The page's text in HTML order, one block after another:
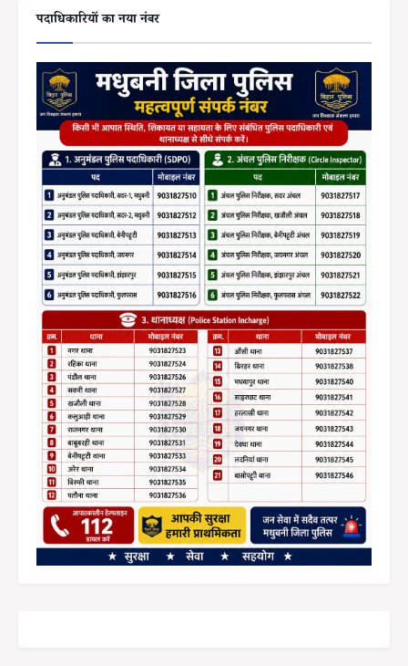
पदाधिकारियों का नया नंबर